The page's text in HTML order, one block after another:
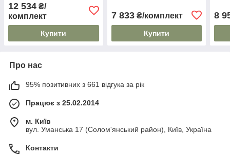
12 534 ₴/
комплект
Купити
7 833₴/комплект
Купити
8
Про нас
95% позитивних з 661 відгука за рік
Працює з 25.02.2014
м. Київ
вул. Уманська 17 (Солом'янський район), Київ, Україна
Контакти